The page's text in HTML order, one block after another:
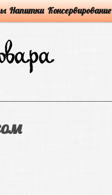
Напитки Консервирование